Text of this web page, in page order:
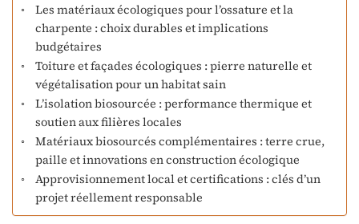
Les matériaux écologiques pour l’ossature et la
charpente : choix durables et implications
budgétaires
Toiture et façades écologiques : pierre naturelle et
végétalisation pour un habitat sain
L’isolation biosourcée : performance thermique et
soutien aux filières locales
Matériaux biosourcés complémentaires : terre crue,
paille et innovations en construction écologique
Approvisionnement local et certifications : clés d’un
projet réellement responsable